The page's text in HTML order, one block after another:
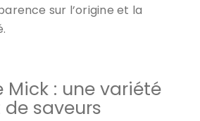
sur l’origine et la
Mick : une variété
de saveurs